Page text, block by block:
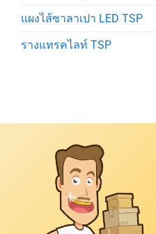
แผงไส้ซาลาเปา LED TSP
รางแทรคไลท์ TSP